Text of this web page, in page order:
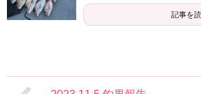
記事を